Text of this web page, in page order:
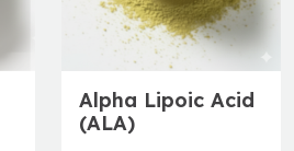
Alpha Lipoic Acid
(ALA)